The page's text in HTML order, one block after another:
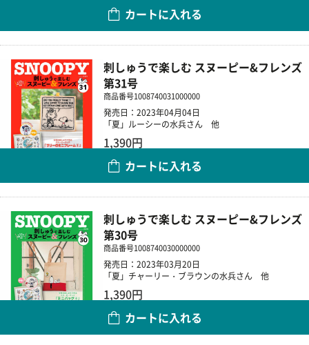
カートに入れる
刺しゅうで楽しむ スヌーピー&フレンズ
第31号
商品番号1008740031000000
発売日：2023年04月04日
「夏」ルーシーの水兵さん 他
1,390円
カートに入れる
刺しゅうで楽しむ スヌーピー&フレンズ
第30号
商品番号1008740030000000
発売日：2023年03月20日
「夏」チャーリー・ブラウンの水兵さん 他
1,390円
カートに入れる